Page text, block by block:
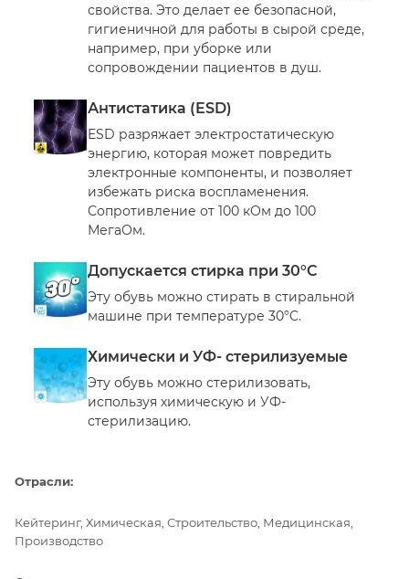
свойства. Это делает ее безопасной,
гигиеничной для работы в сырой среде,
например, при уборке или
сопровождении пациентов в душ.
Антистатика (ESD)
ESD разряжает электростатическую
энергию, которая может повредить
электронные компоненты, и позволяет
избежать риска воспламенения.
Сопротивление от 100 кОм до 100
МегаОм.
Допускается стирка при 30°C
Эту обувь можно стирать в стиральной
машине при температуре 30°C.
Химически и УФ- стерилизуемые
Эту обувь можно стерилизовать,
используя химическую и УФ-
стерилизацию.
Отрасли:
Кейтеринг, Химическая, Строительство, Медицинская,
Производство